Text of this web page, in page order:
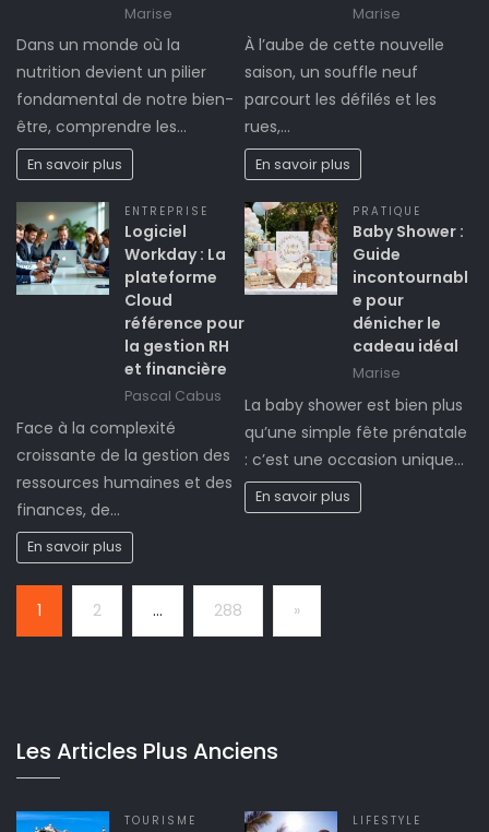
Marise
Dans un monde où la
nutrition devient un pilier
fondamental de notre bien-
être, comprendre les…
En savoir plus
Marise
À l’aube de cette nouvelle
saison, un souffle neuf
parcourt les défilés et les
rues,…
En savoir plus
ENTREPRISE
Logiciel
Workday : La
plateforme
Cloud
référence pour
la gestion RH
et financière
Pascal Cabus
Face à la complexité
croissante de la gestion des
ressources humaines et des
finances, de…
En savoir plus
PRATIQUE
Baby Shower :
Guide
incontournabl
e pour
dénicher le
cadeau idéal
Marise
La baby shower est bien plus
qu’une simple fête prénatale
: c’est une occasion unique…
En savoir plus
1 2 … 288 Next
»
Les Articles Plus Anciens
TOURISME LIFESTYLE